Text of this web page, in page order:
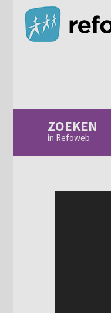
ZOEKEN
in Refoweb